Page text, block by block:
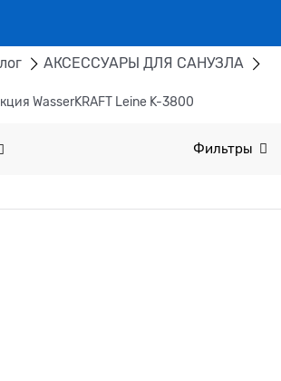
АКСЕССУАРЫ ДЛЯ САНУЗЛА
WasserKRAFT Leine K-3800
Фильтры